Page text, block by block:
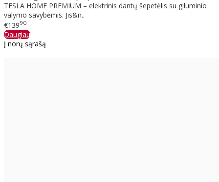
TESLA HOME PREMIUM – elektrinis dantų šepetėlis su giluminio
valymo savybėmis. Jis&n..
€13990
Daugiau
Į norų sąrašą